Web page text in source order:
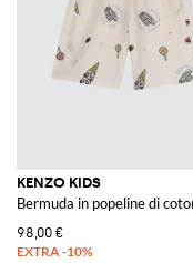
KENZO KIDS
Bermuda in popeline di
98,00 €